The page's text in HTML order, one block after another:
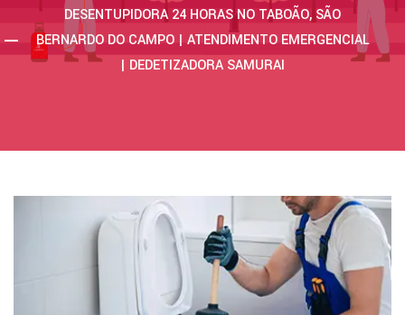
DESENTUPIDORA 24 HORAS NO TABOÃO, SÃO
BERNARDO DO CAMPO | ATENDIMENTO EMERGENCIAL
| DEDETIZADORA SAMURAI